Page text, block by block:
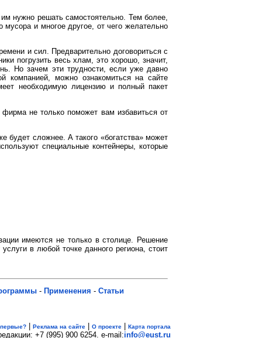
нужно решать самостоятельно. Тем более,
мусора и многое другое, от чего желательно
и сил. Предварительно договориться с
погрузить весь хлам, это хорошо, значит,
Но зачем эти трудности, если уже давно
компанией, можно ознакомиться на сайте
необходимую лицензию и полный пакет
фирма не только поможет вам избавиться от
будет сложнее. А такого «богатства» может
специальные контейнеры, которые
имеются не только в столице. Решение
в любой точке данного региона, стоит
- Применения - Статьи
Реклама на сайте О проекте Карта портала
+7 (995) 900 6254. e-mail:info@eust.ru